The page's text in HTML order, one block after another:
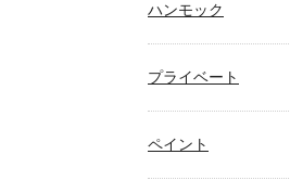
ハンモック
プライベート
ペイント